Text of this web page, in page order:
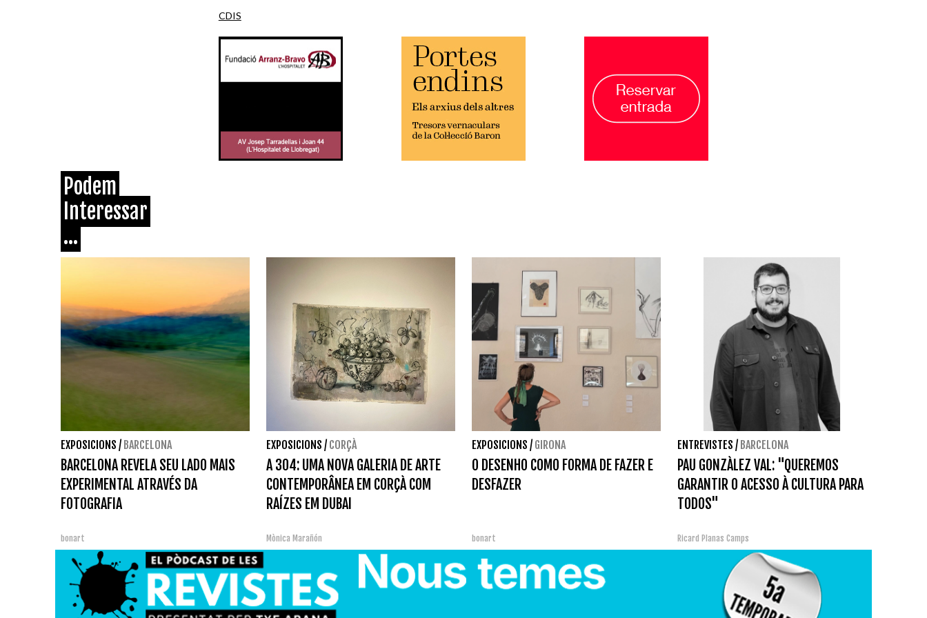
CDIS
Podem
Interessar
...
EXPOSICIONS / BARCELONA
BARCELONA REVELA SEU LADO MAIS
EXPERIMENTAL ATRAVÉS DA
FOTOGRAFIA
bonart
EXPOSICIONS / CORÇÀ
A 304: UMA NOVA GALERIA DE ARTE
CONTEMPORÂNEA EM CORÇÀ COM
RAÍZES EM DUBAI
Mònica Marañón
EXPOSICIONS / GIRONA
O DESENHO COMO FORMA DE FAZER E
DESFAZER
bonart
ENTREVISTES / BARCELONA
PAU GONZÀLEZ VAL: "QUEREMOS
GARANTIR O ACESSO À CULTURA PARA
TODOS"
Ricard Planas Camps